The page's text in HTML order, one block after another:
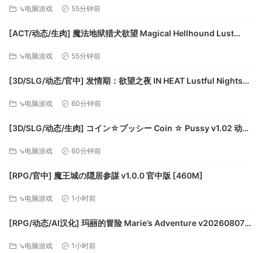
康记轧多王国的公主。
自尊心强且不坦率的个性，典型的傲娇性格。
从不担心或是对任何事物感到恐惧，毫不避讳地直接责骂或是
不曾与阿丽雅相见，时常被周遭的人与阿丽雅作比较，因此对
于阿丽雅抱持着敌意。
＜引导公主逃脱！＞
⇘电脑游戏 55分钟前
[ACT/动态/生肉] 魔法地狱猎犬欲望 Magical Hellhound Lust
⇘电脑游戏 55分钟前
[3D/SLG/动态/官中] 发情期：欲望之夜 IN HEAT Lustful Nights
⇘电脑游戏 60分钟前
[3D/SLG/动态/生肉] コイン☆プッシー Coin ☆ Pussy v1.02 动态
⇘电脑游戏 60分钟前
[RPG/官中] 魔王城の隠居参謀 v1.0.0 官中版 [460M]
⇘电脑游戏 1小时前
[RPG/动态/AI汉化] 玛丽的冒险 Marie’s Adventure v20260807
⇘电脑游戏 1小时前